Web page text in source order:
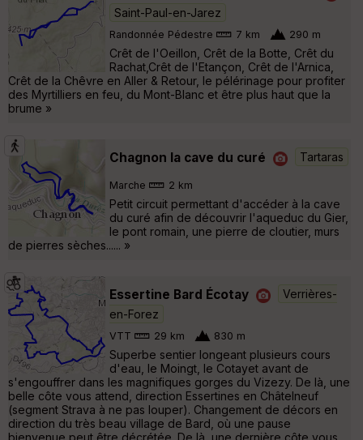
Saint-Paul-en-Jarez
Randonnée Pédestre 7 km 290 m
Crêt de l'Oeillon, Crêt de la Botte, Crêt du
Rachat,Crêt de l'Etançon, Crêt de l'Arnica,
Crêt de la Chêvre en Aller & Retour, le pélérinage pour profiter
des Myrtilliers en feu, du Mont-Blanc et être plus haut que la
brume »
Chagnon la cave du curé Tartaras
Marche 2 km
Petit circuit permettant d'accéder à la cave
du curé afin de découvrir l'aqueduc du Gier,
le pont romain, une pierre de cloutier, murs
de pierres sèches...... »
Essertine Bard Écotay
Verrières-
en-Forez
VTT 29 km 830 m
Superbe sentier longeant plusieurs cours
d'eau, le Moingt, le Cotayet avant de
s'engouffrer dans les magnifiques gorges du Vizezy. De là, une
belle côte vous attend, direction Essertines en Châtelneuf
(segment Strava à ne pas louper). Changement de décors en
direction du très beau village de Bard, où une pause
bienvenue peut être décrétée. De là, une dernière côte vous